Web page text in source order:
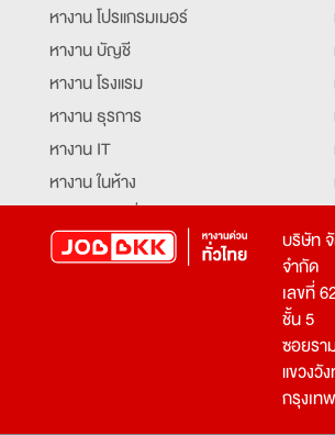
หางาน โปรแกรมเมอร์
หางาน บัญชี
หางาน โรงแรม
หางาน ธุรการ
หางาน IT
หางาน ในห้าง
หางาน ท่องเที่ยว
หางาน จัดซื้อ
หางาน เจ้าหน้าที่รักษาความปลอดภัย
บริษัท
จำกัด
เลขที่
ชั้น 5
ซอยรา
แขวงวั
กรุงเท